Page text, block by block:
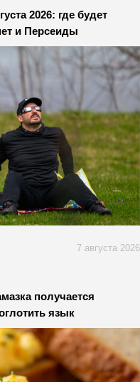
2026: где будет
и Персеиды
7 августа 2026
получается
язык